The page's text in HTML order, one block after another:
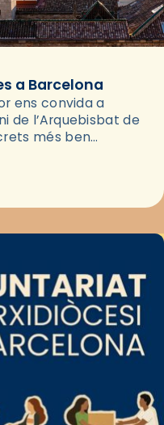
a Barcelona
ens convida a
de l’Arquebisbat de
més ben